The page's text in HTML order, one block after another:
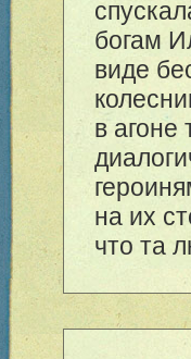
богам
виде
в агоне
на их
что та